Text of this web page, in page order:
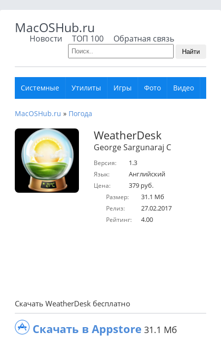
MacOSHub.ru
Новости ТОП 100 Обратная связь
Найти
Системные Утилиты Игры Фото Видео
MacOSHub.ru » Погода
WeatherDesk
George Sargunaraj C
Версия: 1.3
Язык: Английский
Цена: 379 руб.
Размер: 31.1 Мб
Релиз: 27.02.2017
Рейтинг: 4.00
Скачать WeatherDesk бесплатно
Скачать в Appstore 31.1 Мб